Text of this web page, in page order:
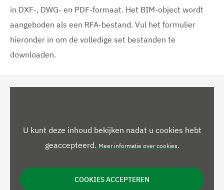
in DXF-, DWG- en PDF-formaat. Het BIM-object wordt
aangeboden als een RFA-bestand. Vul het formulier
hieronder in om de volledige set bestanden te
downloaden.
U kunt deze inhoud bekijken nadat u cookies hebt
geaccepteerd. Meer informatie over cookies.
COOKIES ACCEPTEREN